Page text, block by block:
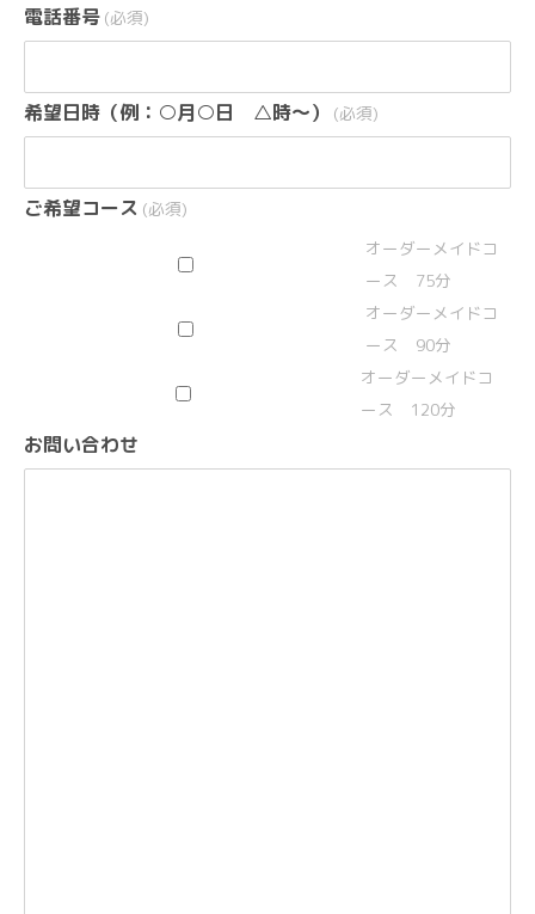
電話番号 (必須)
希望日時（例：○月○日 △時〜） (必須)
ご希望コース (必須)
オーダーメイドコ
ース 75分
オーダーメイドコ
ース 90分
オーダーメイドコ
ース 120分
お問い合わせ